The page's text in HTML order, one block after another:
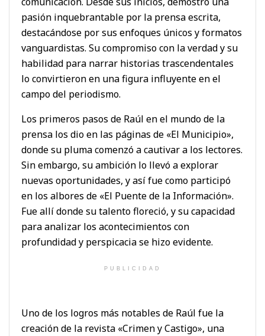
pasión inquebrantable por la prensa escrita,
destacándose por sus enfoques únicos y formatos
vanguardistas. Su compromiso con la verdad y su
habilidad para narrar historias trascendentales
lo convirtieron en una figura influyente en el
campo del periodismo.
Los primeros pasos de Raúl en el mundo de la
prensa los dio en las páginas de «El Municipio»,
donde su pluma comenzó a cautivar a los lectores.
Sin embargo, su ambición lo llevó a explorar
nuevas oportunidades, y así fue como participó
en los albores de «El Puente de la Información».
Fue allí donde su talento floreció, y su capacidad
para analizar los acontecimientos con
profundidad y perspicacia se hizo evidente.
PUBLICIDAD
Uno de los logros más notables de Raúl fue la
creación de la revista «Crimen y Castigo», una